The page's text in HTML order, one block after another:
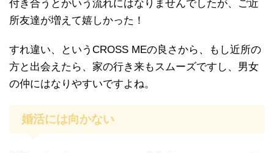
付き合うとかいう流れにはなりませんでしたが、ご近
所友達が増えて嬉しかった！
すれ違い、というCROSS MEの良さから、もし近所の
方と出会えたら、家の行き来もスムーズですし、男女
の仲にはなりやすいですよね。
婚活には向かない